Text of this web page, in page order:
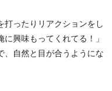
打ったりリアクションをし
興味もってくれてる！」
、自然と目が合うようにな